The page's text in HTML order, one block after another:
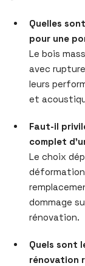
Quelles
pour une
Le bois
avec
leurs
et
Faut-il
complet
Le choix
dommage
rénovation.
Quels sont
rénovation